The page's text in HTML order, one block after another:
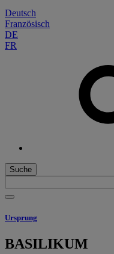
Deutsch
Französisch
DE
FR
Suche
Ursprung
BASILIKUM